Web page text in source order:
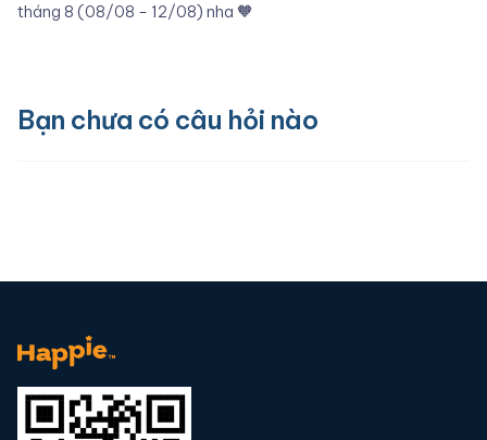
tháng 8 (08/08 - 12/08) nha 🧡
Bạn chưa có câu hỏi nào